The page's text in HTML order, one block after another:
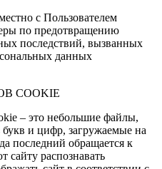
с Пользователем
по предотвращению
последствий, вызванных
данных
COOKIE
– это небольшие файлы,
букв и цифр, загружаемые на
последний обращается к
сайту распознавать